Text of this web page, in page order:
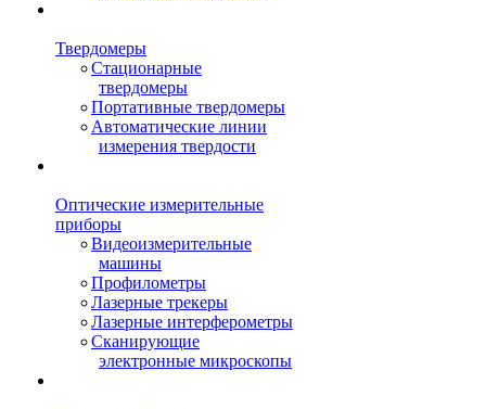
Твердомеры
Стационарные
твердомеры
Портативные твердомеры
Автоматические линии
измерения твердости
Оптические измерительные
приборы
Видеоизмерительные
машины
Профилометры
Лазерные трекеры
Лазерные интерферометры
Сканирующие
электронные микроскопы